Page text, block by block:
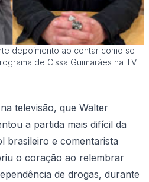
depoimento ao contar como se
de Cissa Guimarães na TV
televisão, que Walter
a partida mais difícil da
brasileiro e comentarista
o coração ao relembrar
de drogas, durante